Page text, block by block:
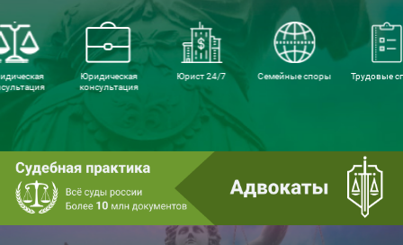
Юридическая
консультация
Юрист 24/7 Семейные споры Трудовые